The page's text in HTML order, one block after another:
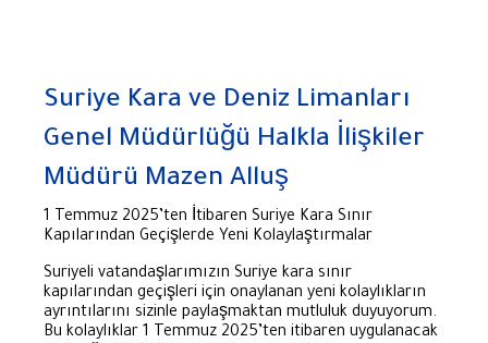
Suriye Kara ve Deniz Limanları
Genel Müdürlüğü Halkla İlişkiler
Müdürü Mazen Alluş
1 Temmuz 2025’ten İtibaren Suriye Kara Sınır
Kapılarından Geçişlerde Yeni Kolaylaştırmalar
Suriyeli vatandaşlarımızın Suriye kara sınır
kapılarından geçişleri için onaylanan yeni kolaylıkların
ayrıntılarını sizinle paylaşmaktan mutluluk duyuyorum.
Bu kolaylıklar 1 Temmuz 2025’ten itibaren uygulanacak